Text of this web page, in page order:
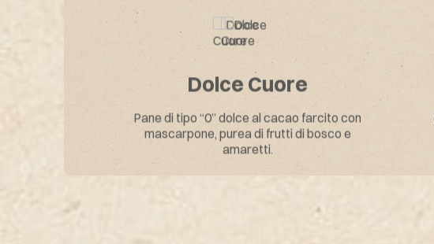
Dolce Cuore
Pane di tipo “0” dolce al cacao farcito con
mascarpone, purea di frutti di bosco e
amaretti.